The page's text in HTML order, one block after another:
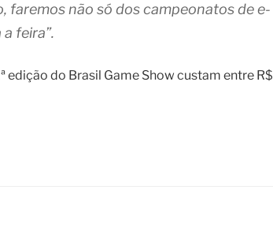
faremos não só dos campeonatos de e-
feira”.
edição do Brasil Game Show custam entre R$